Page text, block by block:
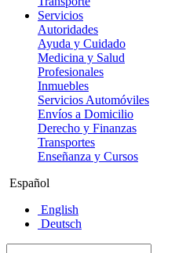
Servicios
Autoridades
Ayuda y Cuidado
Medicina y Salud
Profesionales
Inmuebles
Servicios Automóviles
Envíos a Domicilio
Derecho y Finanzas
Transportes
Enseñanza y Cursos
Español
English
Deutsch